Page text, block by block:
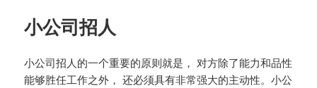
小公司招人
小公司招人的一个重要的原则就是， 对方除了能力和品性
能够胜任工作之外， 还必须具有非常强大的主动性。小公